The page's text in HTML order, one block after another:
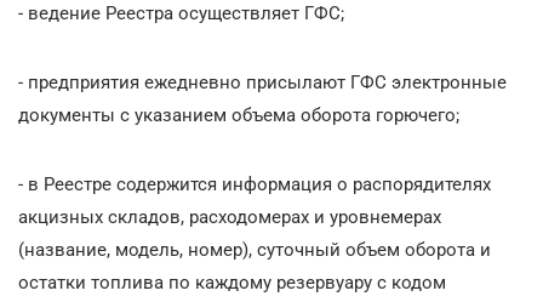
- ведение Реестра осуществляет ГФС;
- предприятия ежедневно присылают ГФС электронные
документы с указанием объема оборота горючего;
- в Реестре содержится информация о распорядителях
акцизных складов, расходомерах и уровнемерах
(название, модель, номер), суточный объем оборота и
остатки топлива по каждому резервуару с кодом